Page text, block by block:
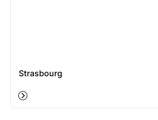
Strasbourg